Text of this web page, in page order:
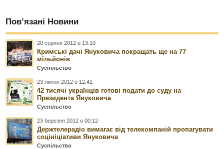
Пов’язані Новини
20 серпня 2012 о 13:10
Кримські дачі Януковича покращать ще на 77
мільйонів
Суспільство
23 липня 2012 о 12:41
42 тисячі українців готові подати до суду на
Президента Януковича
Суспільство
23 березня 2012 о 00:12
Держтелерадіо вимагає від телекомпаній пропагувати
соцініціативи Януковича
Суспільство